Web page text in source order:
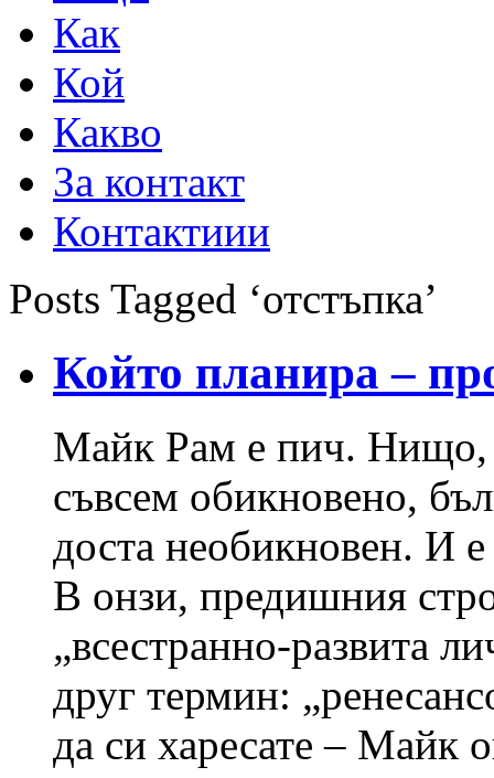
Как
Кой
Какво
За контакт
Контактиии
Posts Tagged ‘отстъпка’
Който планира –
Майк Рам е пич. Нищо,
съвсем обикновено,
доста необикновен. И
В онзи, предишния
„всестранно-развита
друг термин:
да си харесате – Майк